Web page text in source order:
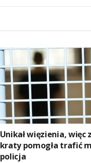
Unikał więzienia, więc
kraty pomogła trafić
policja